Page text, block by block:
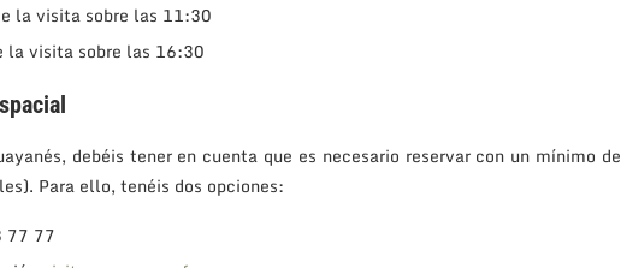
la visita sobre las 11:30
la visita sobre las 16:30
debéis tener en cuenta que es necesario reservar con un mínimo de
Para ello, tenéis dos opciones:
77 77